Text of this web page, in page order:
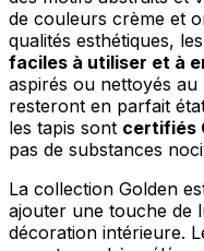
de couleurs crème et
qualités esthétiques,
faciles à utiliser et à
aspirés ou nettoyés au
resteront en parfait
les tapis sont certifiés
pas de substances
La collection Golden
ajouter une touche de
décoration intérieure.